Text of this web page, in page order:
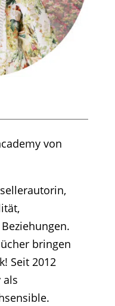
von
bringen
Seit 2012
als